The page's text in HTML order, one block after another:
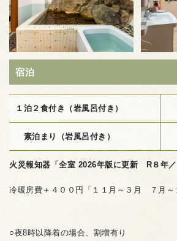
宿泊
１泊２食付き（岩風呂付き）
素泊まり （岩風呂付き）
火災報知器「全室 2026年版に更新 R８年／
冷暖房費＋４００円「１１月～３月 ７月～
○夜8時以降着の場合、割増有り